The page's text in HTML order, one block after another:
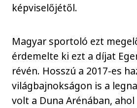
képviselőjétől.
Magyar sportoló ezt
érdemelte ki ezt a díjat
révén. Hosszú a 2017-es
világbajnokságon is a
volt a Duna Arénában,